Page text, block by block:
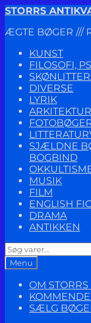
Spring
navigation
Spring
indhold
STORRS
ÆGTE BØGER ///
KUNST
FILOSOFI,
DIVERSE
LYRIK
SJÆLDNE
BOGBIND
MUSIK
FILM
ENGLISH
DRAMA
ANTIKKEN
Søg
efter:
Menu
OM
SÆLG